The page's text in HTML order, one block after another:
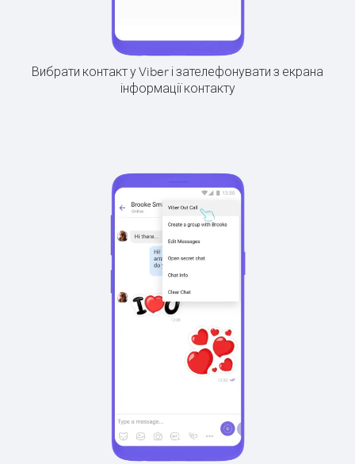
Вибрати контакт у Viber і зателефонувати з екрана
інформації контакту